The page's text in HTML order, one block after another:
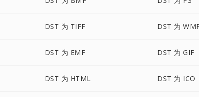
DST 为 TIFF DST 为
DST 为 EMF DST 为 GIF
DST 为 HTML DST 为 ICO